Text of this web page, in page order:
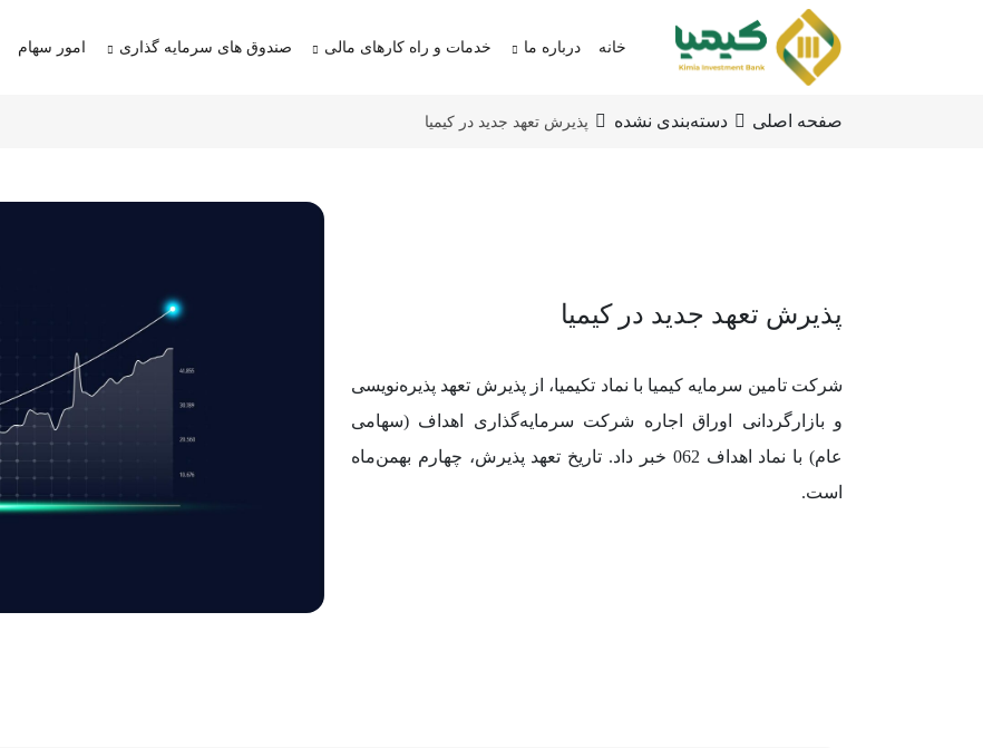
خانه درباره ما خدمات و راه کارهای مالی صندوق های سرمایه گذاری امور سهام
صفحه اصلی دسته‌بندی نشده پذیرش تعهد جدید در کیمیا
پذیرش تعهد جدید در کیمیا
شرکت تامین سرمایه کیمیا با نماد تکیمیا، از پذیرش تعهد پذیره‌نویسی
و بازارگردانی اوراق اجاره شرکت سرمایه‌گذاری اهداف (سهامی
عام) با نماد اهداف 062 خبر داد. تاریخ تعهد پذیرش، چهارم بهمن‌ماه
است.